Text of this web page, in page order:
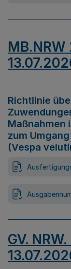
MB.NRW
Richtlinie
Maßnahmen
zum
(Vespa
GV.